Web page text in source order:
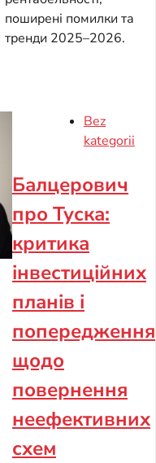
поширені помилки та
тренди 2025–2026.
Bez
kategorii
Балцерович
про Туска:
критика
інвестиційних
планів і
попередження
щодо
повернення
неефективних
схем